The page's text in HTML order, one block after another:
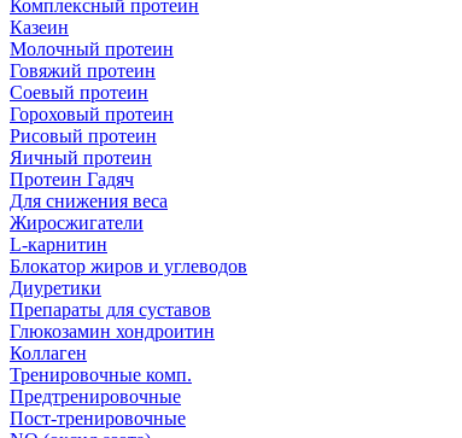
Комплексный протеин
Казеин
Молочный протеин
Говяжий протеин
Соевый протеин
Гороховый протеин
Рисовый протеин
Яичный протеин
Протеин Гадяч
Для снижения веса
Жиросжигатели
L-карнитин
Блокатор жиров и углеводов
Диуретики
Препараты для суставов
Глюкозамин хондроитин
Коллаген
Тренировочные комп.
Предтренировочные
Пост-тренировочные